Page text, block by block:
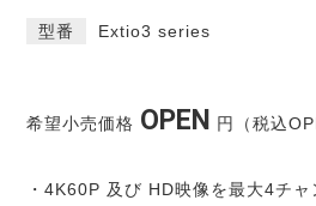
型番 Extio3 series
希望小売価格 OPEN 円（税込
・4K60P 及び HD映像を最大4チ